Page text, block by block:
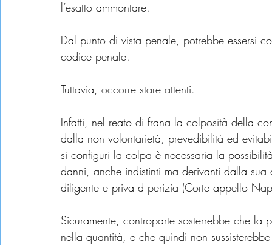
l’esatto ammontare.
Dal punto di vista penale, potrebbe essersi
codice penale.
Tuttavia, occorre stare attenti.
Infatti, nel reato di frana la colposità della
dalla non volontarietà, prevedibilità ed
si configuri la colpa è necessaria la
danni, anche indistinti ma derivanti dalla
diligente e priva d perizia (Corte appello
Sicuramente, controparte sosterrebbe che
nella quantità, e che quindi non